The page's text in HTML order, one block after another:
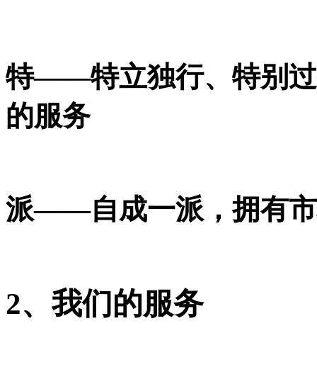
特——特立独行、特别过
的服务
派——自成一派，拥有
2、我们的服务